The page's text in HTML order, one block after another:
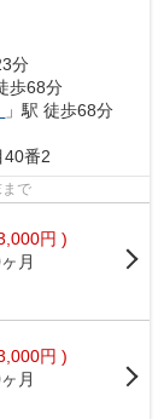
分
歩68分
」駅 徒歩68分
40番2
で
円 )
月
円 )
月